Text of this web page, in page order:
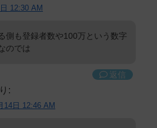
12:30 AM
側も登録者数や100万という数字
のでは
返信
:
14日 12:46 AM